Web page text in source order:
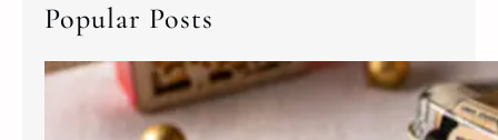
Popular Posts